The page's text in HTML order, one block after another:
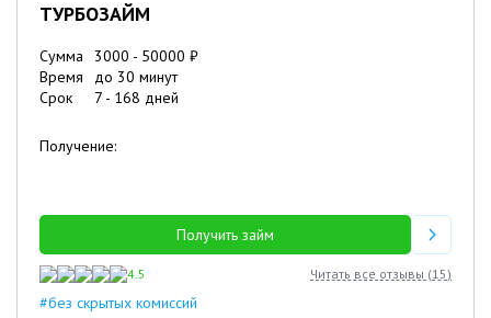
ТУРБОЗАЙМ
Сумма 3000 - 50000 ₽
Время
до 30 минут
Срок
7 - 168 дней
Получение:
Получить займ
4.5 Читать все отзывы (15)
#без скрытых комиссий